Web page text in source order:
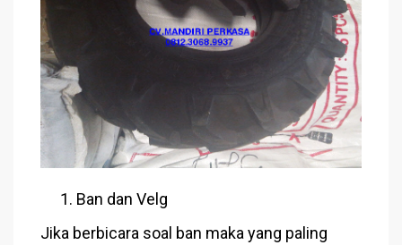
Ban dan Velg
Jika berbicara soal ban maka yang paling